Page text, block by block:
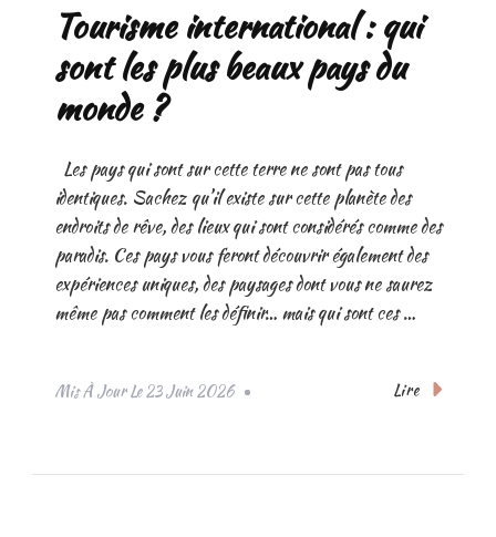
Tourisme international : qui
sont les plus beaux pays du
monde ?
Les pays qui sont sur cette terre ne sont pas tous
identiques. Sachez qu’il existe sur cette planète des
endroits de rêve, des lieux qui sont considérés comme des
paradis. Ces pays vous feront découvrir également des
expériences uniques, des paysages dont vous ne saurez
même pas comment les définir… mais qui sont ces …
Mis À Jour Le23 Juin 2026 Lire